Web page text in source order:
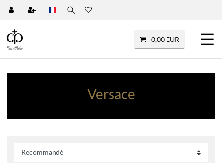
0,00 EUR ☰
Versace